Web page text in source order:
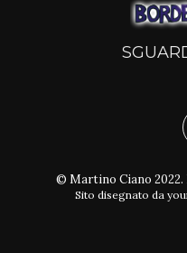
© Martino Ciano 2022.
Sito disegnato da